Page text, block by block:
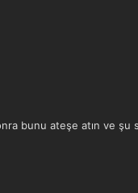
bunu ateşe atın ve şu